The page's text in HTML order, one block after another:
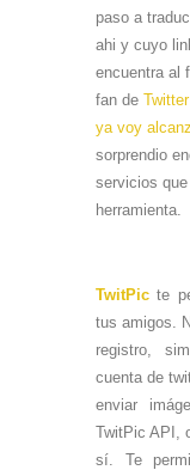
paso a
ahi y cuyo
encuentra al
fan de
ya voy
sorprendio
servicios
herramienta.
TwitPic te
tus amigos.
registro,
cuenta de
enviar
TwitPic API,
sí. Te